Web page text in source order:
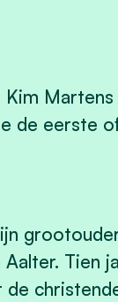
de eerste
Tien